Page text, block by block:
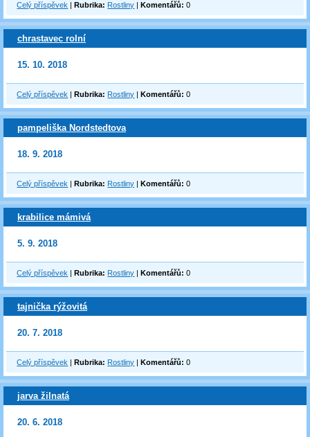
Celý příspěvek |Rubrika: Rostliny |Komentářů: 0
chrastavec rolní
15. 10. 2018
Celý příspěvek |Rubrika: Rostliny |Komentářů: 0
pampeliška Nordstedtova
18. 9. 2018
Celý příspěvek |Rubrika: Rostliny |Komentářů: 0
krabilice mámivá
5. 9. 2018
Celý příspěvek |Rubrika: Rostliny |Komentářů: 0
tajnička rýžovitá
20. 7. 2018
Celý příspěvek |Rubrika: Rostliny |Komentářů: 0
jarva žilnatá
20. 6. 2018